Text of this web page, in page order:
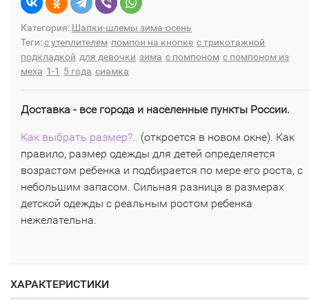
Категория: Шапки-шлемы зима-осень
Теги:с утеплителем помпон на кнопке с трикотажной
подкладкой для девочки зима с помпоном с помпоном из
меха 1-1 5 года сиамка
Доставка - все города и населенные пункты России.
Как выбрать размер?.. (откроется в новом окне). Как
правило, размер одежды для детей определяется
возрастом ребенка и подбирается по мере его роста, с
небольшим запасом. Сильная разница в размерах
детской одежды с реальным ростом ребенка
нежелательна.
ХАРАКТЕРИСТИКИ